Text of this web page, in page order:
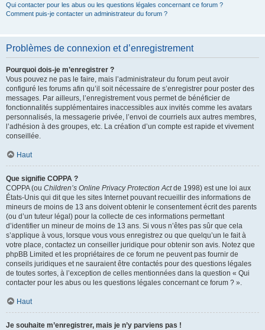
Qui contacter pour les abus ou les questions légales concernant ce forum ?
Comment puis-je contacter un administrateur du forum ?
Problèmes de connexion et d’enregistrement
Pourquoi dois-je m’enregistrer ?
Vous pouvez ne pas le faire, mais l’administrateur du forum peut avoir
configuré les forums afin qu’il soit nécessaire de s’enregistrer pour poster des
messages. Par ailleurs, l’enregistrement vous permet de bénéficier de
fonctionnalités supplémentaires inaccessibles aux invités comme les avatars
personnalisés, la messagerie privée, l’envoi de courriels aux autres membres,
l’adhésion à des groupes, etc. La création d’un compte est rapide et vivement
conseillée.
Haut
Que signifie COPPA ?
COPPA (ou Children’s Online Privacy Protection Actde 1998) est une loi aux
États-Unis qui dit que les sites Internet pouvant recueillir des informations de
mineurs de moins de 13 ans doivent obtenir le consentement écrit des parents
(ou d’un tuteur légal) pour la collecte de ces informations permettant
d’identifier un mineur de moins de 13 ans. Si vous n’êtes pas sûr que cela
s’applique à vous, lorsque vous vous enregistrez ou que quelqu’un le fait à
votre place, contactez un conseiller juridique pour obtenir son avis. Notez que
phpBB Limited et les propriétaires de ce forum ne peuvent pas fournir de
conseils juridiques et ne sauraient être contactés pour des questions légales
de toutes sortes, à l’exception de celles mentionnées dans la question « Qui
contacter pour les abus ou les questions légales concernant ce forum ? ».
Haut
Je souhaite m’enregistrer, mais je n’y parviens pas !